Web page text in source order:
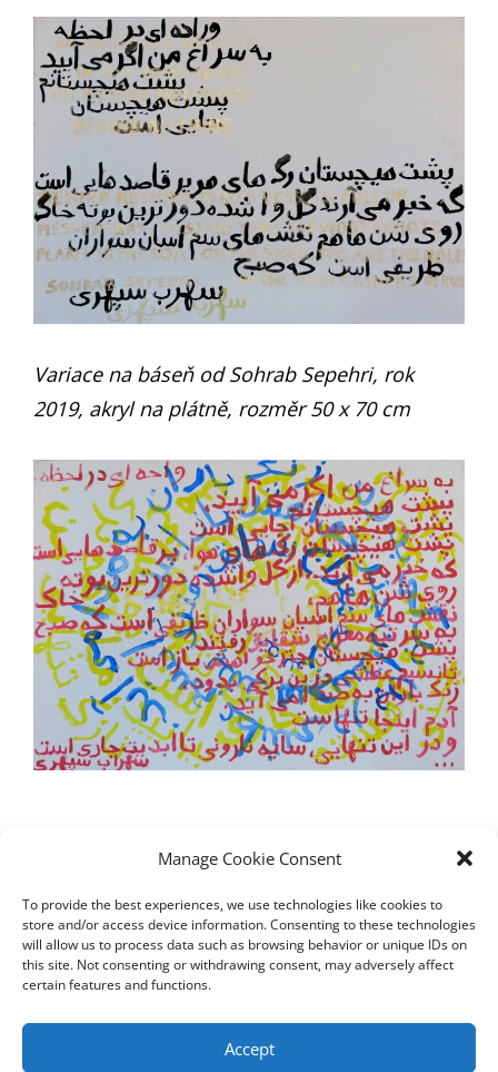
Manage Cookie Consent
To provide the best experiences, we use technologies like cookies to
store and/or access device information. Consenting to these technologies
will allow us to process data such as browsing behavior or unique IDs on
this site. Not consenting or withdrawing consent, may adversely affect
certain features and functions.
Accept
Variace na báseň od Sohrab Sepehri, rok
2019, akryl na plátně, rozměr 50 x 70 cm